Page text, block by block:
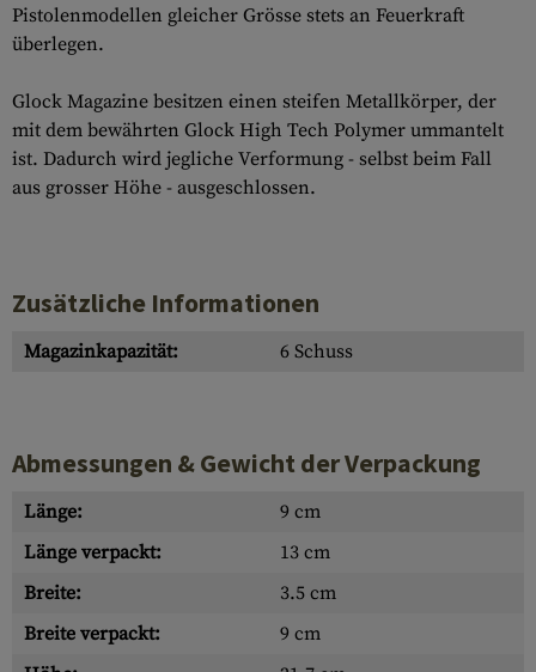
Pistolenmodellen gleicher Grösse stets an Feuerkraft
überlegen.
Glock Magazine besitzen einen steifen Metallkörper, der
mit dem bewährten Glock High Tech Polymer ummantelt
ist. Dadurch wird jegliche Verformung - selbst beim Fall
aus grosser Höhe - ausgeschlossen.
Zusätzliche Informationen
Magazinkapazität: 6 Schuss
Abmessungen & Gewicht der Verpackung
Länge:
9 cm
Länge verpackt:
13 cm
Breite:
3.5 cm
Breite verpackt:
9 cm